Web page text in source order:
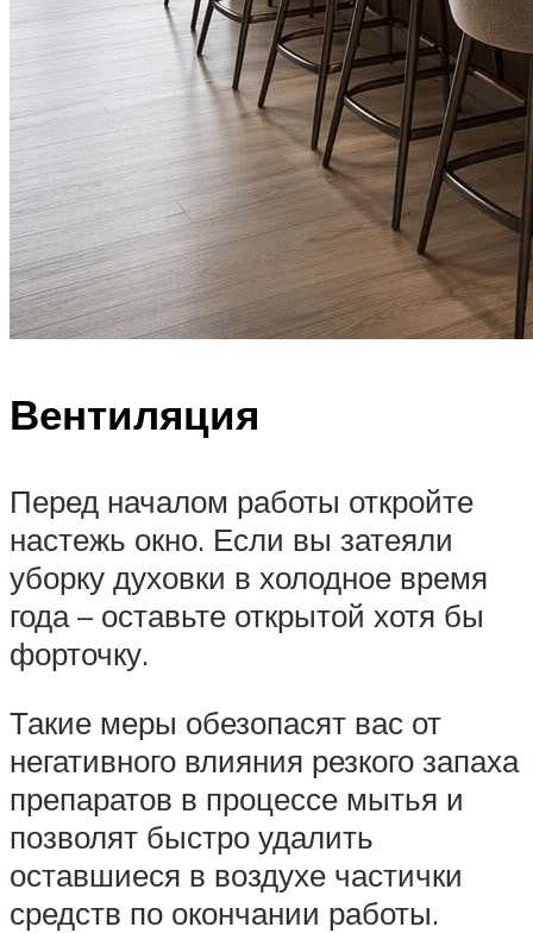
Вентиляция
Перед началом работы откройте
настежь окно. Если вы затеяли
уборку духовки в холодное время
года – оставьте открытой хотя бы
форточку.
Такие меры обезопасят вас от
негативного влияния резкого запаха
препаратов в процессе мытья и
позволят быстро удалить
оставшиеся в воздухе частички
средств по окончании работы.